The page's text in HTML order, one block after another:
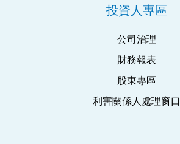
投資人專區
公司治理
財務報表
股東專區
利害關係人處理窗口